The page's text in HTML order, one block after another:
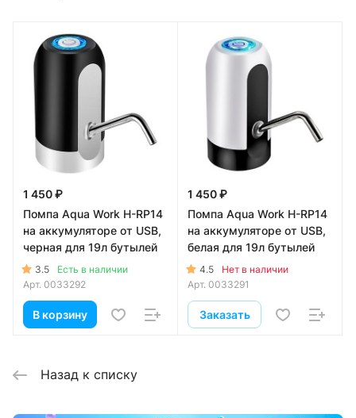
1 450 ₽
Помпа Aqua Work H-RP14
на аккумуляторе от USB,
черная для 19л бутылей
3.5
Есть в наличии
Арт. 0033292
В корзину
1 450 ₽
Помпа Aqua Work H-RP14
на аккумуляторе от USB,
белая для 19л бутылей
4.5
Нет в наличии
Арт. 0033291
Заказать
Назад к списку